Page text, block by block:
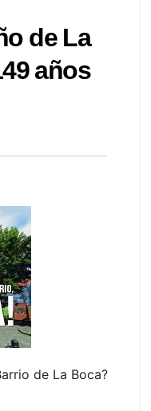
de La
años
de La Boca?